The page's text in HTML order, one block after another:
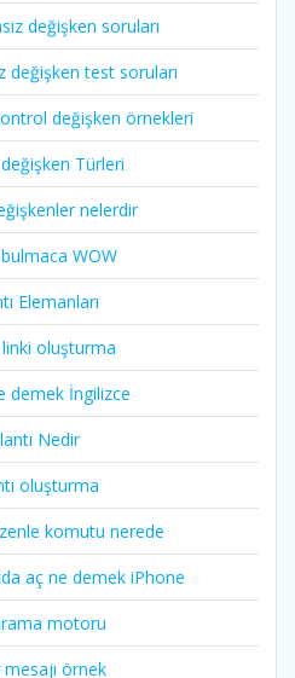
değişken soruları
değişken test soruları
değişken örnekleri
değişken Türleri
nelerdir
WOW
Elemanları
linki oluşturma
demek İngilizce
Nedir
oluşturma
komutu nerede
aç ne demek iPhone
motoru
örnek